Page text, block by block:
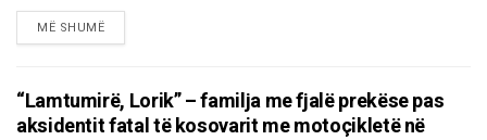
MË SHUMËDETAILS
“Lamtumirë, Lorik” – familja me fjalë prekëse pas
aksidentit fatal të kosovarit me motoçikletë në